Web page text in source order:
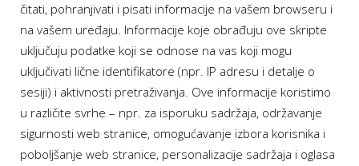
Dostupnost usluga
Moja webTV
Aukcije BH Telecom
Program lojalnosti
čitati, pohranjivati i pisati informacije na vašem browseru i
na vašem uređaju. Informacije koje obrađuju ove skripte
uključuju podatke koji se odnose na vas koji mogu
uključivati lične identifikatore (npr. IP adresu i detalje o
sesiji) i aktivnosti pretraživanja. Ove informacije koristimo
u različite svrhe – npr. za isporuku sadržaja, održavanje
sigurnosti web stranice, omogućavanje izbora korisnika i
poboljšanje web stranice, personalizacije sadržaja i oglasa